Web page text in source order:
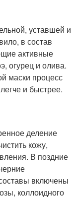
уставшей и
в состав
активные
огурец и олива.
маски процесс
и быстрее.
деление
кожу,
В поздние
включены
коллоидного